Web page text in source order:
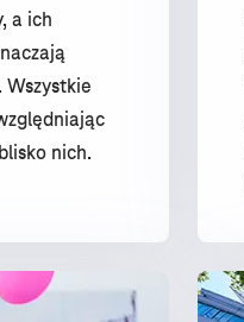
a ich
Wszystkie
nich.